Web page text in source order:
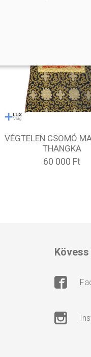
VÉGTELEN CSOMÓ
THANGKA
60 000 Ft